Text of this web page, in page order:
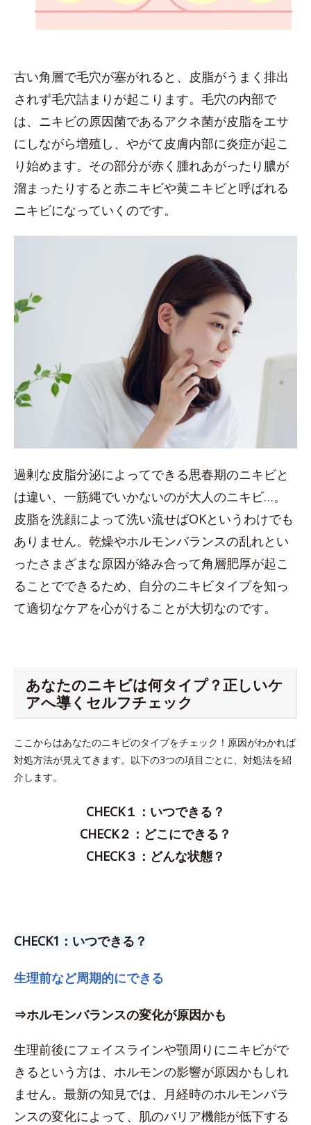
古い角層で毛穴が塞がれると、皮脂がうまく排出
されず毛穴詰まりが起こります。毛穴の内部で
は、ニキビの原因菌であるアクネ菌が皮脂をエサ
にしながら増殖し、やがて皮膚内部に炎症が起こ
り始めます。その部分が赤く腫れあがったり膿が
溜まったりすると赤ニキビや黄ニキビと呼ばれる
ニキビになっていくのです。
過剰な皮脂分泌によってできる思春期のニキビと
は違い、一筋縄でいかないのが大人のニキビ…。
皮脂を洗顔によって洗い流せばOKというわけでも
ありません。乾燥やホルモンバランスの乱れとい
ったさまざまな原因が絡み合って角層肥厚が起こ
ることでできるため、自分のニキビタイプを知っ
て適切なケアを心がけることが大切なのです。
あなたのニキビは何タイプ？正しいケ
アへ導くセルフチェック
ここからはあなたのニキビのタイプをチェック！原因がわかれば
対処方法が見えてきます。以下の3つの項目ごとに、対処法を紹
介します。
CHECK１：いつできる？
CHECK２：どこにできる？
CHECK３：どんな状態？
CHECK1：いつできる？
生理前など周期的にできる
⇒ホルモンバランスの変化が原因かも
生理前後にフェイスラインや顎周りにニキビがで
きるという方は、ホルモンの影響が原因かもしれ
ません。最新の知見では、月経時のホルモンバラ
ンスの変化によって、肌のバリア機能が低下する